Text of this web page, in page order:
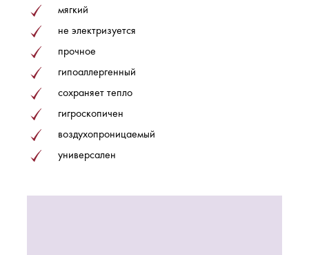
мягкий
не электризуется
прочное
гипоаллергенный
сохраняет тепло
гигроскопичен
воздухопроницаемый
универсален